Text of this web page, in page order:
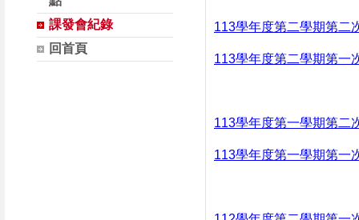
課發會紀錄
回首頁
113學年度第二學期第二
113學年度第二學期第一
113學年度第一學期第二
113學年度第一學期第一